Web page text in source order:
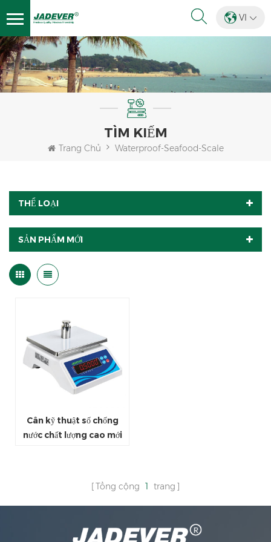
VI
TÌM KIẾM
Trang Chủ Waterproof-Seafood-Scale
THỂ LOẠI
SẢN PHẨM MỚI
Cân kỹ thuật số chống
nước chất lượng cao mới
Tổng cộng 1 trang